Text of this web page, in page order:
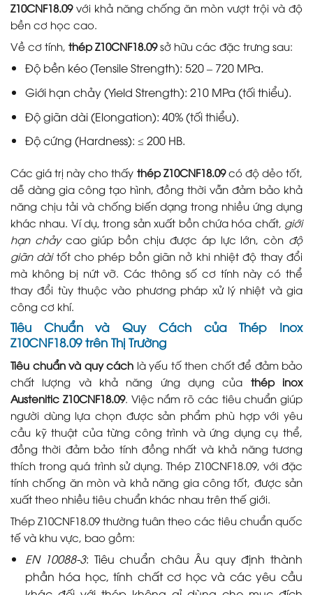
Z10CNF18.09với khả năng chống ăn mòn vượt trội và độ
bền cơ học cao.
Về cơ tính, thép Z10CNF18.09sở hữu các đặc trưng sau:
Độ bền kéo (Tensile Strength): 520 – 720 MPa.
Giới hạn chảy (Yield Strength): 210 MPa (tối thiểu).
Độ giãn dài (Elongation): 40% (tối thiểu).
Độ cứng (Hardness): ≤ 200 HB.
Các giá trị này cho thấy thép Z10CNF18.09có độ dẻo tốt,
dễ dàng gia công tạo hình, đồng thời vẫn đảm bảo khả
năng chịu tải và chống biến dạng trong nhiều ứng dụng
khác nhau. Ví dụ, trong sản xuất bồn chứa hóa chất, giới
hạn chảycao giúp bồn chịu được áp lực lớn, còn độ
giãn dàitốt cho phép bồn giãn nở khi nhiệt độ thay đổi
mà không bị nứt vỡ. Các thông số cơ tính này có thể
thay đổi tùy thuộc vào phương pháp xử lý nhiệt và gia
công cơ khí.
Tiêu Chuẩn và Quy Cách của Thép Inox
Z10CNF18.09 trên Thị Trường
Tiêu chuẩn và quy cách là yếu tố then chốt để đảm bảo
chất lượng và khả năng ứng dụng của thép inox
Austenitic Z10CNF18.09. Việc nắm rõ các tiêu chuẩn giúp
người dùng lựa chọn được sản phẩm phù hợp với yêu
cầu kỹ thuật của từng công trình và ứng dụng cụ thể,
đồng thời đảm bảo tính đồng nhất và khả năng tương
thích trong quá trình sử dụng. Thép Z10CNF18.09, với đặc
tính chống ăn mòn và khả năng gia công tốt, được sản
xuất theo nhiều tiêu chuẩn khác nhau trên thế giới.
Thép Z10CNF18.09 thường tuân theo các tiêu chuẩn quốc
tế và khu vực, bao gồm:
EN 10088-3: Tiêu chuẩn châu Âu quy định thành
phần hóa học, tính chất cơ học và các yêu cầu